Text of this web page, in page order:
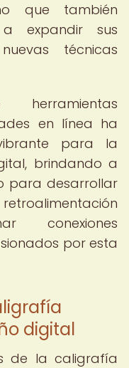
que también
expandir sus
técnicas
en línea ha
para la
brindando a
para desarrollar
conexiones
por esta
digital
de la caligrafía